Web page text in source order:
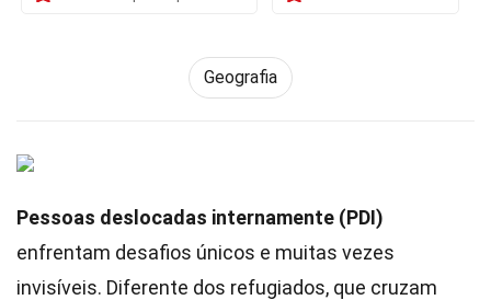
Geografia
Pessoas deslocadas internamente (PDI)
enfrentam desafios únicos e muitas vezes
invisíveis. Diferente dos refugiados, que cruzam